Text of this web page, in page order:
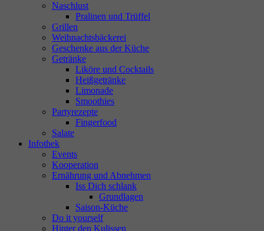
Naschlust
Pralinen und Trüffel
Grillen
Weihnachtsbäckerei
Geschenke aus der Küche
Getränke
Liköre und Cocktails
Heißgetränke
Limonade
Smoothies
Partyrezepte
Fingerfood
Salate
Infothek
Events
Kooperation
Ernährung und Abnehmen
Iss Dich schlank
Grundlagen
Saison-Küche
Do it yourself
Hinter den Kulissen